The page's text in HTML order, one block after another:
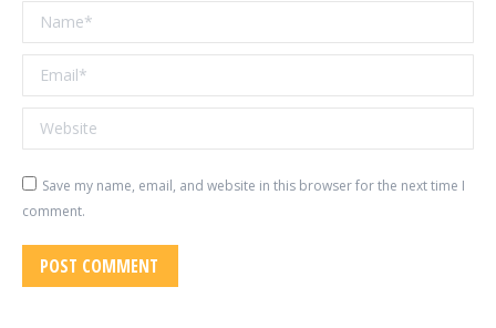
Name *
Email *
Website
Save my name, email, and website in this browser for the next time I
comment.
POST COMMENT